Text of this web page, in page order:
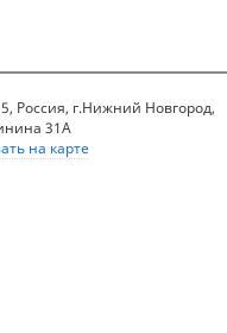
Россия, г.Нижний Новгород,
31А
на карте